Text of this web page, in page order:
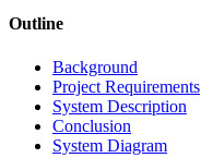
Outline
Background
Project Requirements
System Description
Conclusion
System Diagram